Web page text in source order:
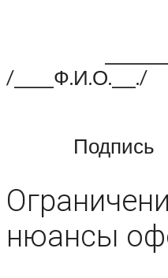
/_____Ф.И.О.___./
Подпись
нюансы